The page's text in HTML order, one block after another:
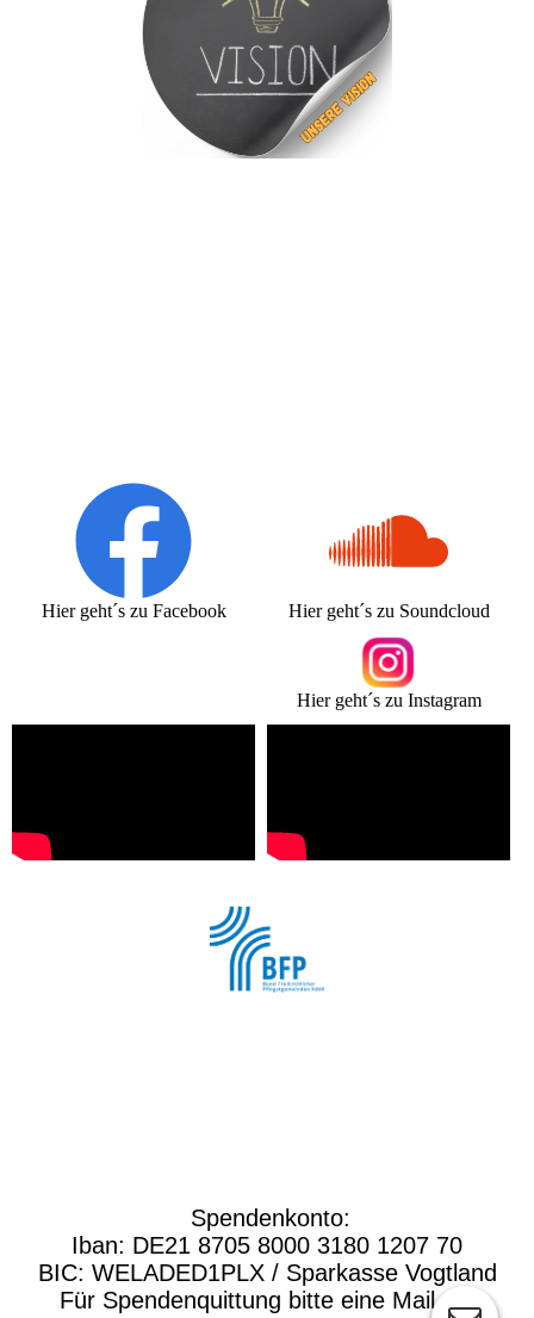
Hier geht´s zu Facebook Hier geht´s zu Soundcloud
Hier geht´s zu Instagram
Spendenkonto:
Iban: DE21 8705 8000 3180 1207 70
BIC: WELADED1PLX / Sparkasse Vogtland
Für Spendenquittung bitte eine Mail an: